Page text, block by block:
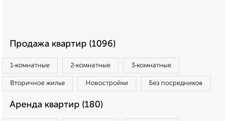
Продажа квартир (1096)
1‑комнатные 2‑комнатные 3‑комнатные
Вторичное жилье Новостройки Без посредников
Аренда квартир (180)